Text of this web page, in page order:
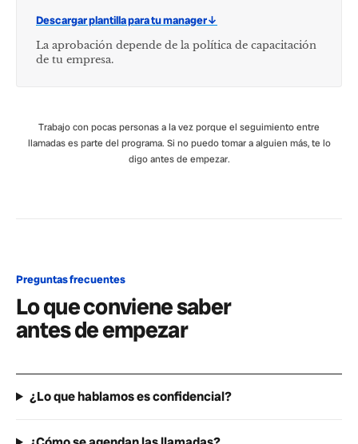
Descargar plantilla para tu manager↓
La aprobación depende de la política de capacitación
de tu empresa.
Trabajo con pocas personas a la vez porque el seguimiento entre
llamadas es parte del programa. Si no puedo tomar a alguien más, te lo
digo antes de empezar.
Preguntas frecuentes
Lo que conviene saber
antes de empezar
¿Lo que hablamos es confidencial?